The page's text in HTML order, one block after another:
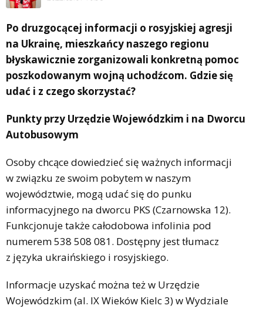
Po druzgocącej informacji o rosyjskiej agresji
na Ukrainę, mieszkańcy naszego regionu
błyskawicznie zorganizowali konkretną pomoc
poszkodowanym wojną uchodźcom. Gdzie się
udać i z czego skorzystać?
Punkty przy Urzędzie Wojewódzkim i na Dworcu
Autobusowym
Osoby chcące dowiedzieć się ważnych informacji
w związku ze swoim pobytem w naszym
województwie, mogą udać się do punku
informacyjnego na dworcu PKS (Czarnowska 12).
Funkcjonuje także całodobowa infolinia pod
numerem 538 508 081. Dostępny jest tłumacz
z języka ukraińskiego i rosyjskiego.
Informacje uzyskać można też w Urzędzie
Wojewódzkim (al. IX Wieków Kielc 3) w Wydziale